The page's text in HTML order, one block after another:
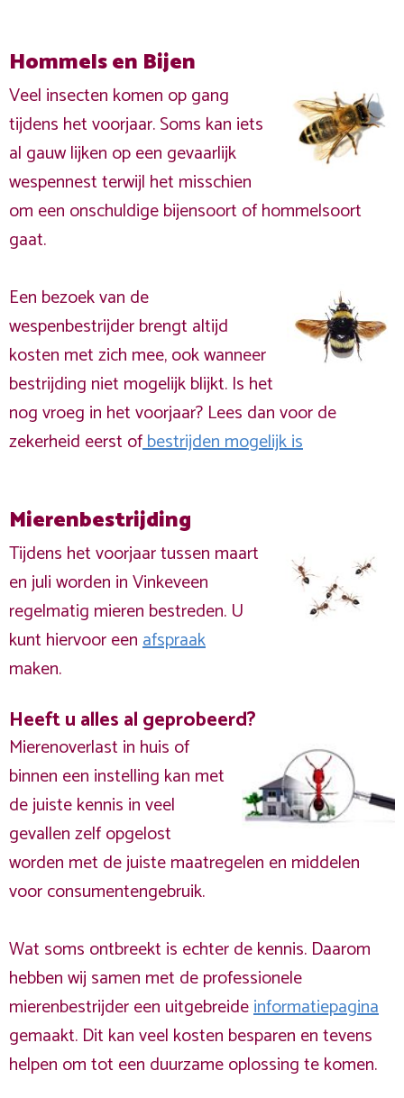
Hommels en Bijen
Veel insecten komen op gang
tijdens het voorjaar. Soms kan iets
al gauw lijken op een gevaarlijk
wespennest terwijl het misschien
om een onschuldige bijensoort of hommelsoort
gaat.
Een bezoek van de
wespenbestrijder brengt altijd
kosten met zich mee, ook wanneer
bestrijding niet mogelijk blijkt. Is het
nog vroeg in het voorjaar? Lees dan voor de
zekerheid eerst ofbestrijden mogelijk is
Mierenbestrijding
Tijdens het voorjaar tussen maart
en juli worden in Vinkeveen
regelmatig mieren bestreden. U
kunt hiervoor eenafspraak
maken.
Heeft u alles al geprobeerd?
Mierenoverlast in huis of
binnen een instelling kan met
de juiste kennis in veel
gevallen zelf opgelost
worden met de juiste maatregelen en middelen
voor consumentengebruik.
Wat soms ontbreekt is echter de kennis. Daarom
hebben wij samen met de professionele
mierenbestrijder een uitgebreideinformatiepagina
gemaakt. Dit kan veel kosten besparen en tevens
helpen om tot een duurzame oplossing te komen.